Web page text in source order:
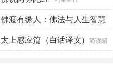
佛渡有缘人：佛法与人生智慧
（大全集） 吴光远 叶舟
太上感应篇（白话译文) 简读编